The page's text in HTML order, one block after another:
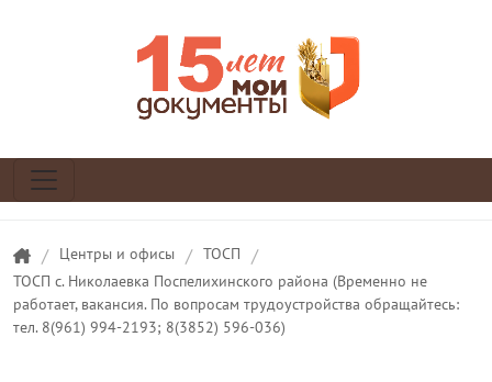
/ Центры и офисы / ТОСП /
ТОСП с. Николаевка Поспелихинского района (Временно не
работает, вакансия. По вопросам трудоустройства обращайтесь:
тел. 8(961) 994-2193; 8(3852) 596-036)